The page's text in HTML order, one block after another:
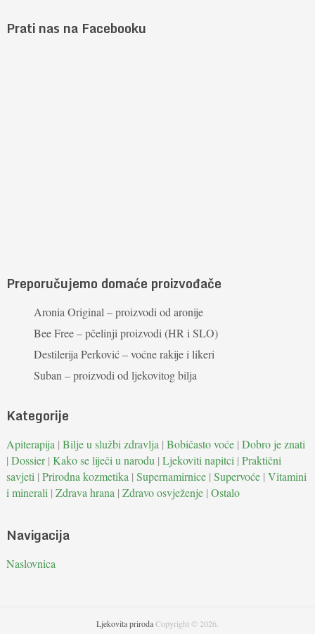
Prati nas na Facebooku
Preporučujemo domaće proizvođače
Aronia Original – proizvodi od aronije
Bee Free – pčelinji proizvodi (HR i SLO)
Destilerija Perković – voćne rakije i likeri
Suban – proizvodi od ljekovitog bilja
Kategorije
Apiterapija | Bilje u službi zdravlja | Bobičasto voće| Dobro je znati
| Dossier| Kako se liječi u narodu | Ljekoviti napitci | Praktični
savjeti | Prirodna kozmetika | Supernamirnice| Supervoće| Vitamini
i minerali | Zdrava hrana | Zdravo osvježenje| Ostalo
Navigacija
Naslovnica
Ljekovita prirodaCopyright © 2026.